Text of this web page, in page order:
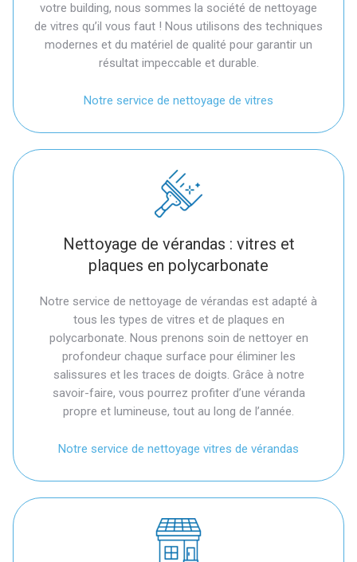
votre building, nous sommes la société de nettoyage
de vitres qu’il vous faut ! Nous utilisons des techniques
modernes et du matériel de qualité pour garantir un
résultat impeccable et durable.
Notre service de nettoyage de vitres
Nettoyage de vérandas : vitres et
plaques en polycarbonate
Notre service de nettoyage de vérandas est adapté à
tous les types de vitres et de plaques en
polycarbonate. Nous prenons soin de nettoyer en
profondeur chaque surface pour éliminer les
salissures et les traces de doigts. Grâce à notre
savoir-faire, vous pourrez profiter d’une véranda
propre et lumineuse, tout au long de l’année.
Notre service de nettoyage vitres de vérandas